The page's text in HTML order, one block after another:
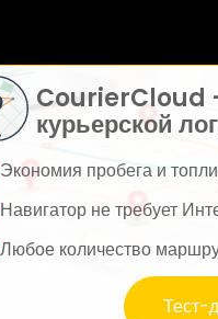
CourierCloud
курьерской
Экономия пробега и
Навигатор не требует
Любое количество
Тест-